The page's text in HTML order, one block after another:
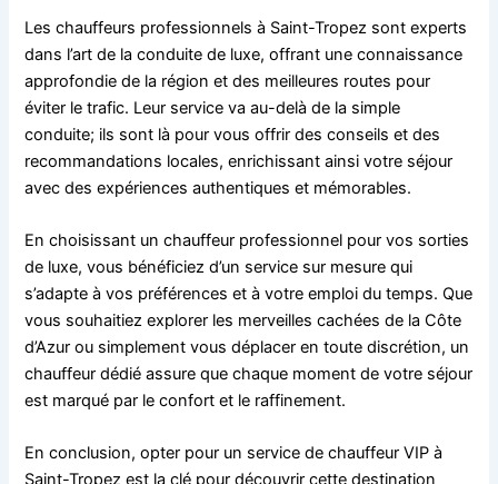
Les chauffeurs professionnels à Saint-Tropez sont experts
dans l’art de la conduite de luxe, offrant une connaissance
approfondie de la région et des meilleures routes pour
éviter le trafic. Leur service va au-delà de la simple
conduite; ils sont là pour vous offrir des conseils et des
recommandations locales, enrichissant ainsi votre séjour
avec des expériences authentiques et mémorables.
En choisissant un chauffeur professionnel pour vos sorties
de luxe, vous bénéficiez d’un service sur mesure qui
s’adapte à vos préférences et à votre emploi du temps. Que
vous souhaitiez explorer les merveilles cachées de la Côte
d’Azur ou simplement vous déplacer en toute discrétion, un
chauffeur dédié assure que chaque moment de votre séjour
est marqué par le confort et le raffinement.
En conclusion, opter pour un service de chauffeur VIP à
Saint-Tropez est la clé pour découvrir cette destination